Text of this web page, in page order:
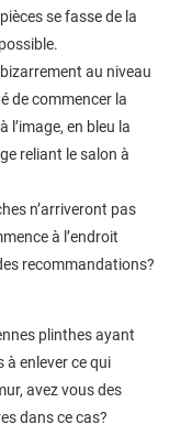
se fasse de la
au niveau
de commencer la
l’image, en bleu la
reliant le salon à
n’arriveront pas
à l’endroit
recommandations?
plinthes ayant
à enlever ce qui
avez vous des
dans ce cas?